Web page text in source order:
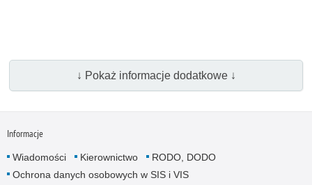
↓ Pokaż informacje dodatkowe ↓
Informacje
Wiadomości Kierownictwo
RODO, DODO
Ochrona danych osobowych w SIS i VIS